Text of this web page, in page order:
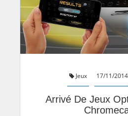
Jeux 17/11/2014
Arrivé De Jeux